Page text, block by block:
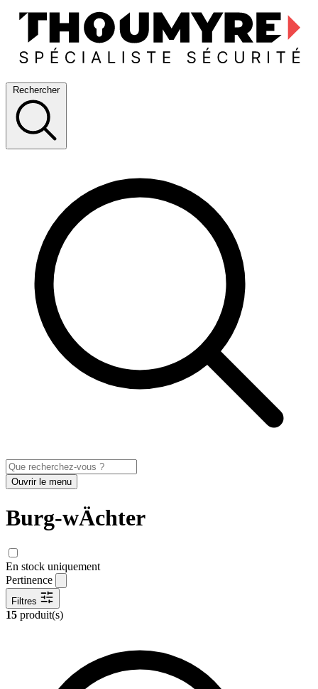
Rechercher
Ouvrir le menu
Burg-wÄchter
En stock uniquement
Pertinence
Filtres
15 produit(s)